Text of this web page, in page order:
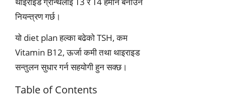
नियन्त्रण गर्छ।
यो diet plan हल्का बढेको TSH, कम
Vitamin B12, ऊर्जा कमी तथा थाइराइड
सन्तुलन सुधार गर्न सहयोगी हुन सक्छ।
Table of Contents